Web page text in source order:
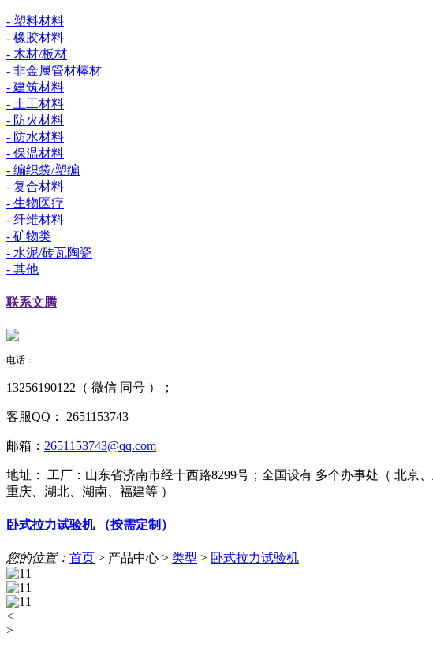
- 塑料材料
- 橡胶材料
- 木材/板材
- 非金属管材棒材
- 建筑材料
- 土工材料
- 防火材料
- 防水材料
- 保温材料
- 编织袋/塑编
- 复合材料
- 生物医疗
- 纤维材料
- 矿物类
- 水泥/砖瓦陶瓷
- 其他
联系文腾
电话：
13256190122（ 微信 同号 ）；
客服QQ： 2651153743
邮箱： 2651153743@qq.com
地址：
工厂：山东省济南市经十西路8299号；全国设有 多个办事处（ 北京
重庆、湖北、湖南、福建等 ）
卧式拉力试验机 （按需定制）
您的位置： 首页 > 产品中心 > 类型 > 卧式拉力试验机
<
>